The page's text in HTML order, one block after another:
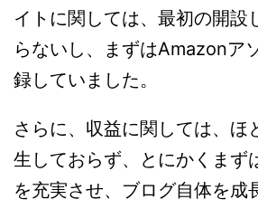
イトに関しては、最初の開設
らないし、まずはAmazonア
録していました。
さらに、収益に関しては、ほ
生しておらず、とにかくまず
を充実させ、ブログ自体を成